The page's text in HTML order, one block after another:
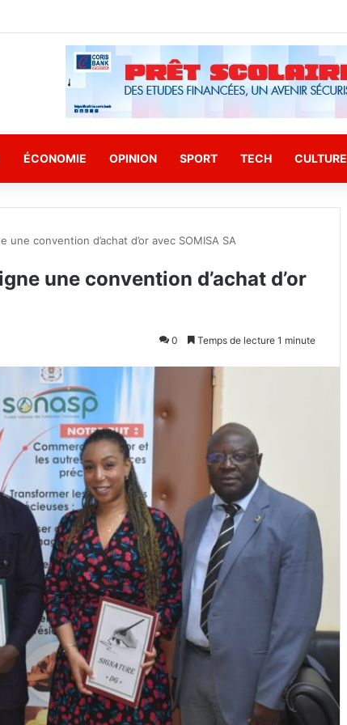
ÉCONOMIE OPINION SPORT TECH CULTURE
une convention d’achat d’or avec SOMISA SA
une convention d’achat d’or
0 Temps de lecture 1 minute